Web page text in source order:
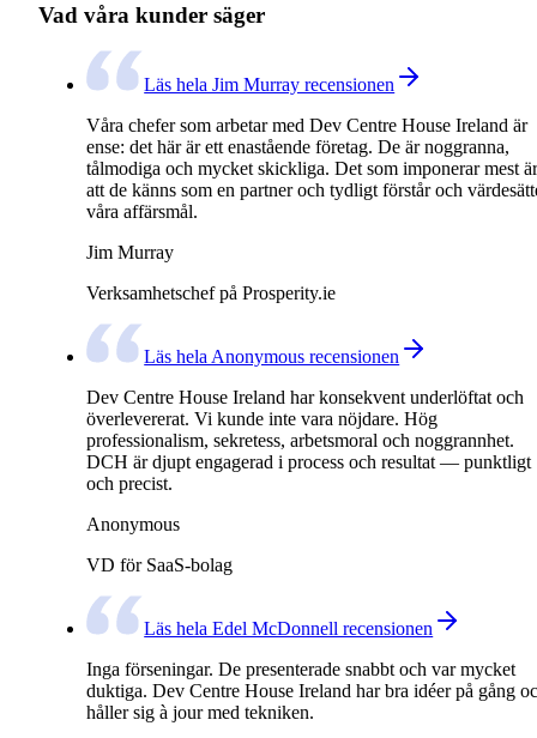
Vad våra kunder säger
Läs hela Jim Murray recensionen
Våra chefer som arbetar med Dev Centre House Ireland är
ense: det här är ett enastående företag. De är noggranna,
tålmodiga och mycket skickliga. Det som imponerar mest är
att de känns som en partner och tydligt förstår och
våra affärsmål.
Jim Murray
Verksamhetschef på Prosperity.ie
Läs hela Anonymous recensionen
Dev Centre House Ireland har konsekvent underlöftat och
överlevererat. Vi kunde inte vara nöjdare. Hög
professionalism, sekretess, arbetsmoral och noggrannhet.
DCH är djupt engagerad i process och resultat — punktligt
och precist.
Anonymous
VD för SaaS-bolag
Läs hela Edel McDonnell recensionen
Inga förseningar. De presenterade snabbt och var mycket
duktiga. Dev Centre House Ireland har bra idéer på gång
håller sig à jour med tekniken.